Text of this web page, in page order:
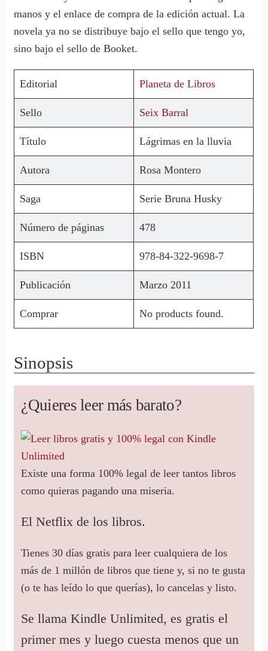
manos y el enlace de compra de la edición actual. La
novela ya no se distribuye bajo el sello que tengo yo,
sino bajo el sello de Booket.
Editorial Planeta de Libros
Sello Seix Barral
Título Lágrimas en la lluvia
Autora Rosa Montero
Saga Serie Bruna Husky
Número de páginas 478
ISBN 978-84-322-9698-7
Publicación Marzo 2011
Comprar No products found.
Sinopsis
¿Quieres leer más barato?
Existe una forma 100% legal de leer tantos libros
como quieras pagando una miseria.
El Netflix de los libros.
Tienes 30 días gratis para leer cualquiera de los
más de 1 millón de libros que tiene y, si no te gusta
(o te has leído lo que querías), lo cancelas y listo.
Se llama Kindle Unlimited, es gratis el
primer mes y luego cuesta menos que un